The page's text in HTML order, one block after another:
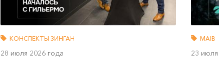
КОНСПЕКТЫ ЗИНГАН
28 июля 2026 года
MAIB
23